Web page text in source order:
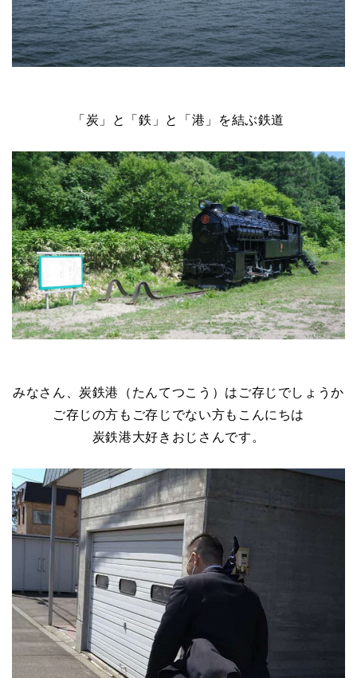
「炭」と「鉄」と「港」を結ぶ鉄道
みなさん、炭鉄港（たんてつこう）はご存じでしょうか
ご存じの方もご存じでない方もこんにちは
炭鉄港大好きおじさんです。